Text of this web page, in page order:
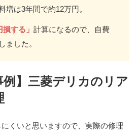
増は3年間で約12万円。
する」 計算になるので、自費
ました。
例】三菱デリカのリア
くいと思いますので、実際の修理